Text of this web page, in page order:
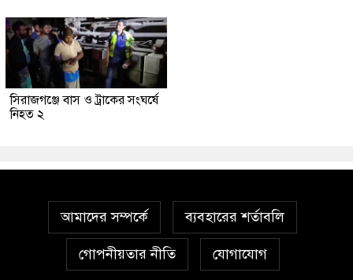
সিরাজগঞ্জে বাস ও ট্রাকের সংঘর্ষে
নিহত ২
আমাদের সম্পর্কে ব্যবহারের শর্তাবলি
গোপনীয়তার নীতি যোগাযোগ